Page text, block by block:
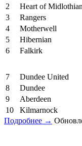
2
Heart of Midlothian
3
Rangers
4
Motherwell
5
Hibernian
6
Falkirk
7 Dundee United
8
Dundee
9
Aberdeen
10
Kilmarnock
Подробнее →